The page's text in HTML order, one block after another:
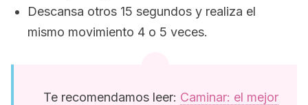
Descansa otros 15 segundos y realiza el
mismo movimiento 4 o 5 veces.
Te recomendamos leer: Caminar: el mejor